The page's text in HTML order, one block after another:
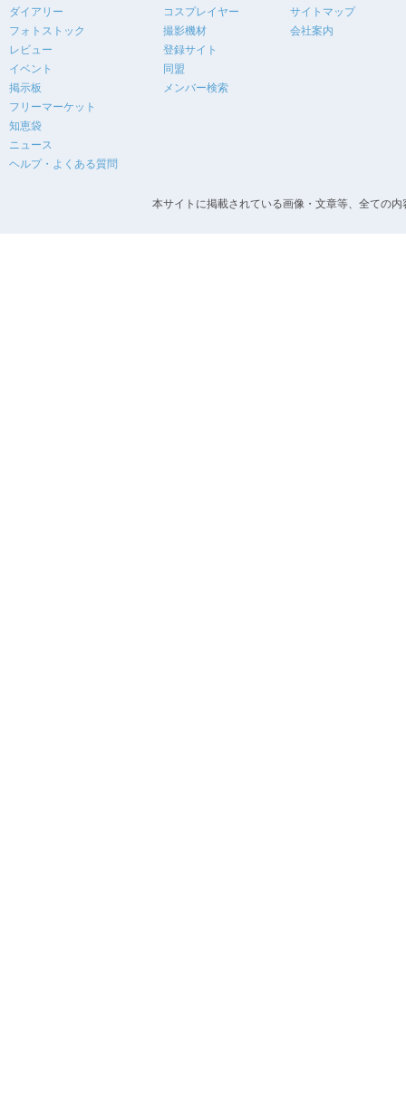
ダイアリー
フォトストック
レビュー
イベント
掲示板
フリーマーケット
知恵袋
ニュース
ヘルプ・よくある質問
コスプレイヤー
撮影機材
登録サイト
同盟
メンバー検索
サイトマップ
会社案内
本サイトに掲載されている画像・文章等、全ての